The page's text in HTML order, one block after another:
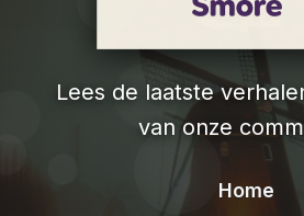
Lees de laatste
van onze
Home